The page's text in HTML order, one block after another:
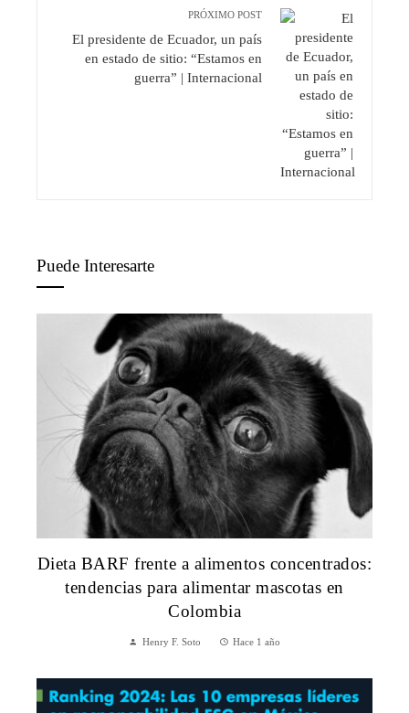
PRÓXIMO POST
El presidente de Ecuador, un país
en estado de sitio: “Estamos en
guerra” | Internacional
Puede Interesarte
Dieta BARF frente a alimentos concentrados:
tendencias para alimentar mascotas en
Colombia
Henry F. Soto Hace 1 año